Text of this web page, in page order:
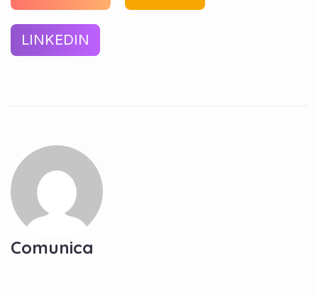
LINKEDIN
Comunica